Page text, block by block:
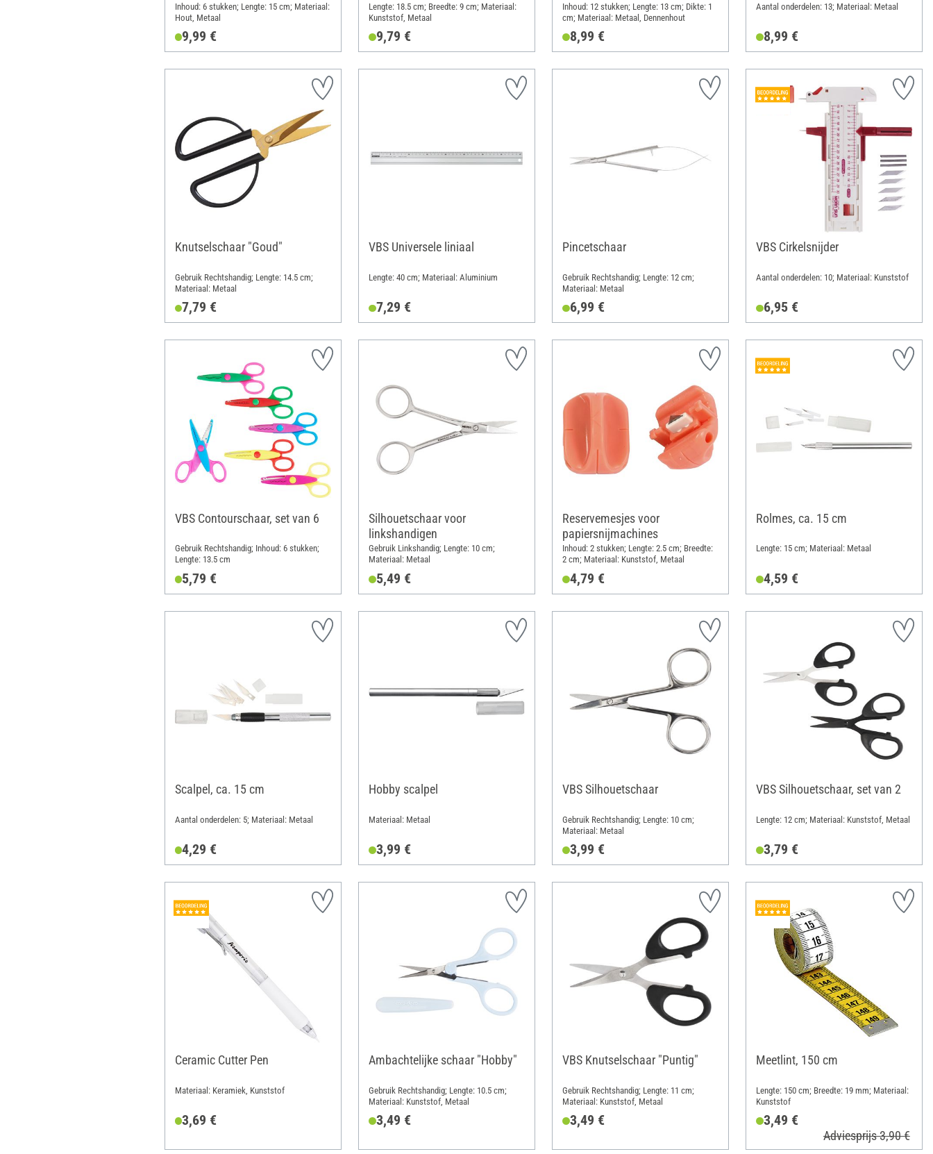
Inhoud: 6 stukken; Lengte: 15 cm; Materiaal:
Hout, Metaal
9,99 €
Lengte: 18.5 cm; Breedte: 9 cm; Materiaal:
Kunststof, Metaal
9,79 €
Inhoud: 12 stukken; Lengte: 13 cm; Dikte: 1
cm; Materiaal: Metaal, Dennenhout
8,99 €
Aantal onderdelen: 13; Materiaal: Metaal
8,99 €
Knutselschaar "Goud"
Gebruik Rechtshandig; Lengte: 14.5 cm;
Materiaal: Metaal
7,79 €
VBS Universele liniaal
Lengte: 40 cm; Materiaal: Aluminium
7,29 €
Pincetschaar
Gebruik Rechtshandig; Lengte: 12 cm;
Materiaal: Metaal
6,99 €
VBS Cirkelsnijder
Aantal onderdelen: 10; Materiaal: Kunststof
6,95 €
VBS Contourschaar, set van 6
Gebruik Rechtshandig; Inhoud: 6 stukken;
Lengte: 13.5 cm
5,79 €
Silhouetschaar voor
linkshandigen
Gebruik Linkshandig; Lengte: 10 cm;
Materiaal: Metaal
5,49 €
Reservemesjes voor
papiersnijmachines
Inhoud: 2 stukken; Lengte: 2.5 cm; Breedte:
2 cm; Materiaal: Kunststof, Metaal
4,79 €
Rolmes, ca. 15 cm
Lengte: 15 cm; Materiaal: Metaal
4,59 €
Scalpel, ca. 15 cm
Aantal onderdelen: 5; Materiaal: Metaal
4,29 €
Hobby scalpel
Materiaal: Metaal
3,99 €
VBS Silhouetschaar
Gebruik Rechtshandig; Lengte: 10 cm;
Materiaal: Metaal
3,99 €
VBS Silhouetschaar, set van 2
Lengte: 12 cm; Materiaal: Kunststof, Metaal
3,79 €
Ceramic Cutter Pen
Materiaal: Keramiek, Kunststof
3,69 €
Ambachtelijke schaar "Hobby"
Gebruik Rechtshandig; Lengte: 10.5 cm;
Materiaal: Kunststof, Metaal
3,49 €
VBS Knutselschaar "Puntig"
Gebruik Rechtshandig; Lengte: 11 cm;
Materiaal: Kunststof, Metaal
3,49 €
Meetlint, 150 cm
Lengte: 150 cm; Breedte: 19 mm; Materiaal:
Kunststof
3,49 €
Adviesprijs 3,90 €